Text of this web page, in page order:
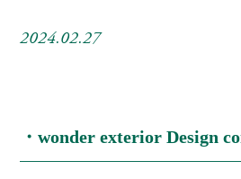
2024.02.27
・wonder exterior Design